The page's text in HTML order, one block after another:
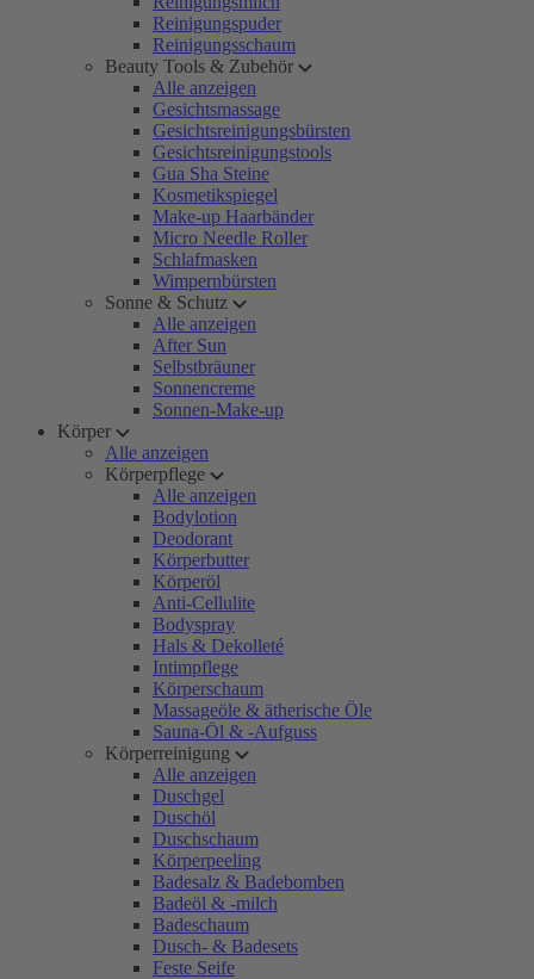
Reinigungspuder
Reinigungsschaum
Beauty Tools & Zubehör
Alle anzeigen
Gesichtsmassage
Gesichtsreinigungsbürsten
Gesichtsreinigungstools
Gua Sha Steine
Kosmetikspiegel
Make-up Haarbänder
Micro Needle Roller
Schlafmasken
Wimpernbürsten
Sonne & Schutz
Alle anzeigen
After Sun
Selbstbräuner
Sonnencreme
Sonnen-Make-up
Körper
Alle anzeigen
Körperpflege
Alle anzeigen
Bodylotion
Deodorant
Körperbutter
Körperöl
Anti-Cellulite
Bodyspray
Hals & Dekolleté
Intimpflege
Körperschaum
Massageöle & ätherische Öle
Sauna-Öl & -Aufguss
Körperreinigung
Alle anzeigen
Duschgel
Duschöl
Duschschaum
Körperpeeling
Badesalz & Badebomben
Badeöl & -milch
Badeschaum
Dusch- & Badesets
Feste Seife